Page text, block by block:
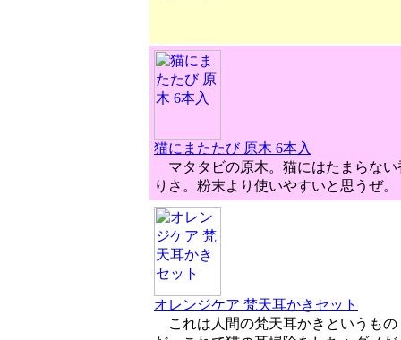
猫にまたたび 原木 6本入
マタタビの原木。猫にはたまらない
りさ。粉末より使いやすいと思うぜ。
オレンジケア 梵天耳かきセット
これは人間の梵天耳かきというもの